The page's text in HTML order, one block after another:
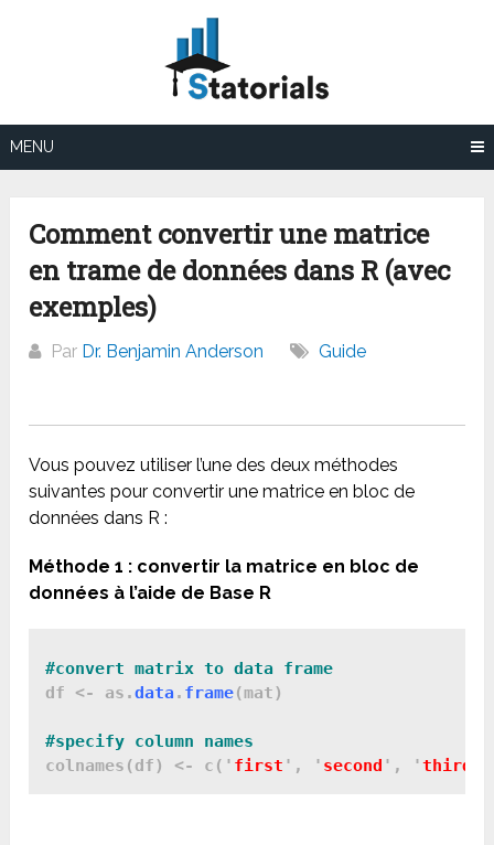
MENU
Comment convertir une matrice
en trame de données dans R (avec
exemples)
Par Dr. Benjamin Anderson Guide
Vous pouvez utiliser l’une des deux méthodes
suivantes pour convertir une matrice en bloc de
données dans R :
Méthode 1 : convertir la matrice en bloc de
données à l’aide de Base R
#convert matrix to data frame
df <- as.data . frame(mat)
colnames(df) <- c(' first ', ' second ', 'third